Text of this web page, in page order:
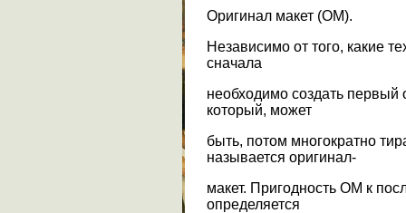
Оригинал макет (ОМ).
Независимо от того, какие
сначала
необходимо создать
который, может
быть, потом многократно
называется оригинал-
макет. Пригодность ОМ к
определяется